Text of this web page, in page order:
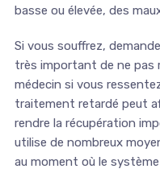
basse ou élevée, des
Si vous souffrez,
très important de ne pas
médecin si vous
traitement retardé peut
rendre la récupération
utilise de nombreux
au moment où le